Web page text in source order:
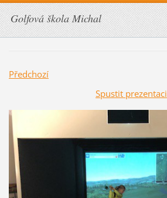
Golfová škola Michal
Předchozí
Spustit prezentaci